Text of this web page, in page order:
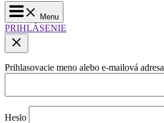
Main
Menu
Menu
PRIHLÁSENIE
Prihlasovacie meno alebo e-mailová adresa
Heslo